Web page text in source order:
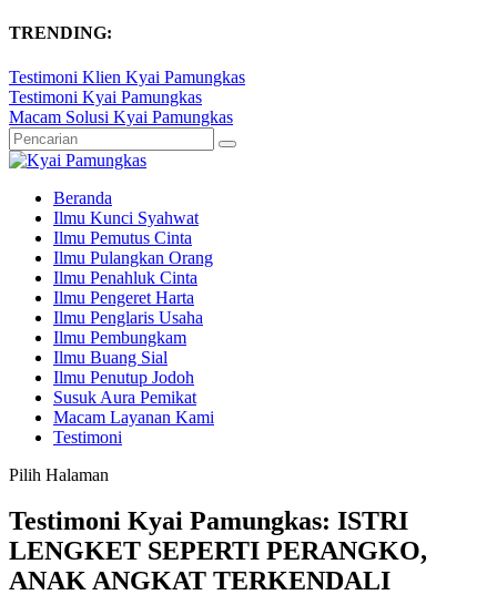
TRENDING:
Testimoni Klien Kyai Pamungkas
Testimoni Kyai Pamungkas
Macam Solusi Kyai Pamungkas
Beranda
Ilmu Kunci Syahwat
Ilmu Pemutus Cinta
Ilmu Pulangkan Orang
Ilmu Penahluk Cinta
Ilmu Pengeret Harta
Ilmu Penglaris Usaha
Ilmu Pembungkam
Ilmu Buang Sial
Ilmu Penutup Jodoh
Susuk Aura Pemikat
Macam Layanan Kami
Testimoni
Pilih Halaman
Testimoni Kyai Pamungkas: ISTRI
LENGKET SEPERTI PERANGKO,
ANAK ANGKAT TERKENDALI